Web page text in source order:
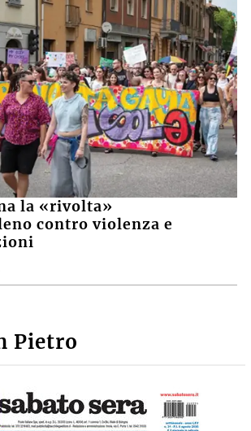
la «rivolta»
contro violenza e
Pietro